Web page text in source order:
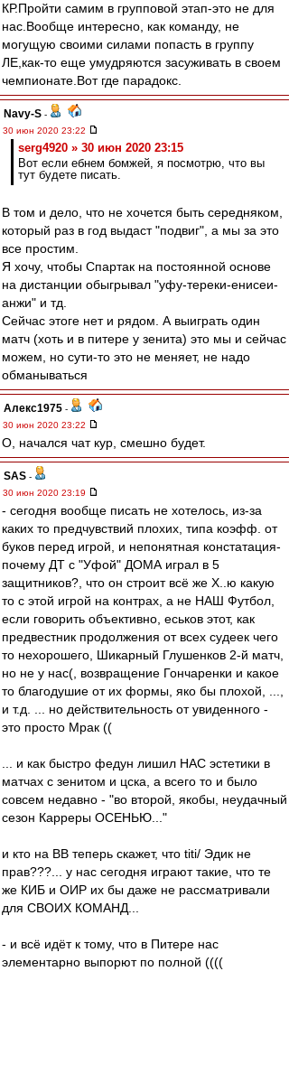
КР.Пройти самим в групповой этап-это не для
нас.Вообще интересно, как команду, не
могущую своими силами попасть в группу
ЛЕ,как-то еще умудряются засуживать в своем
чемпионате.Вот где парадокс.
Navy-S -
30 июн 2020 23:22
serg4920 » 30 июн 2020 23:15
Вот если ебнем бомжей, я посмотрю, что вы
тут будете писать.
В том и дело, что не хочется быть середняком,
который раз в год выдаст "подвиг", а мы за это
все простим.
Я хочу, чтобы Спартак на постоянной основе
на дистанции обыгрывал "уфу-тереки-енисеи-
анжи" и тд.
Сейчас этоге нет и рядом. А выиграть один
матч (хоть и в питере у зенита) это мы и сейчас
можем, но сути-то это не меняет, не надо
обманываться
Алекс1975 -
30 июн 2020 23:22
О, начался чат кур, смешно будет.
SAS -
30 июн 2020 23:19
- сегодня вообще писать не хотелось, из-за
каких то предчувствий плохих, типа коэфф. от
буков перед игрой, и непонятная констатация-
почему ДТ с "Уфой" ДОМА играл в 5
защитников?, что он строит всё же Х..ю какую
то с этой игрой на контрах, а не НАШ Футбол,
если говорить объективно, еськов этот, как
предвестник продолжения от всех судеек чего
то нехорошего, Шикарный Глушенков 2-й матч,
но не у нас(, возвращение Гончаренки и какое
то благодушие от их формы, яко бы плохой, ...,
и т.д. ... но действительность от увиденного -
это просто Мрак ((
... и как быстро федун лишил НАС эстетики в
матчах с зенитом и цска, а всего то и было
совсем недавно - "во второй, якобы, неудачный
сезон Карреры ОСЕНЬЮ..."
и кто на ВВ теперь скажет, что titi/ Эдик не
прав???... у нас сегодня играют такие, что те
же КИБ и ОИР их бы даже не рассматривали
для СВОИХ КОМАНД...
- и всё идёт к тому, что в Питере нас
элементарно выпорют по полной ((((